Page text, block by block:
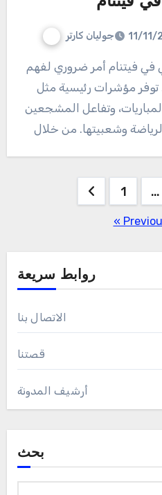
جوليان كارتر 11/11/
توفر مؤشرات رئيسية مثل
وتفاعل المشجعين
pagination
1 …
«
روابط سريعة
الاتصال بنا
قصتنا
أرشيف المدونة
بحث